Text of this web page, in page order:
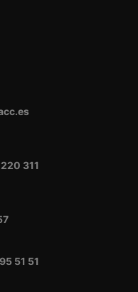
311
51 51